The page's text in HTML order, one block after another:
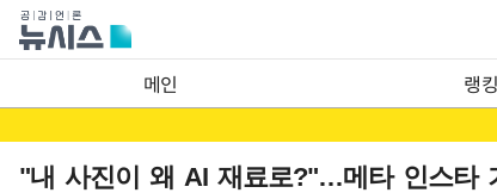
메인 랭킹
"내 사진이 왜 AI 재료로?"…메타 인스타